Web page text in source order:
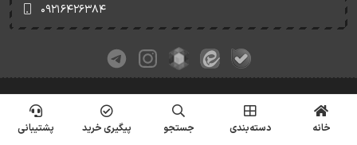
۰۹۲۱۶۴۲۶۳۸۴
کلیه حقوق این وبسایت متعلق به ایران عرضه می‌باشد.
© Copyrights - IranArze.ir - 1405
خانه دسته‌بندی جستجو پیگیری خرید پشتیبانی